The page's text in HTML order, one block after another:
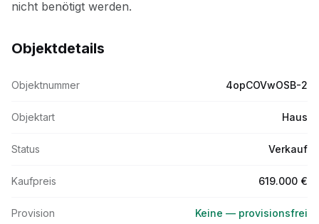
Objektdetails
Objektnummer 4opCOVwOSB-2
Objektart Haus
Status Verkauf
Kaufpreis 619.000 €
Provision Keine — provisionsfrei